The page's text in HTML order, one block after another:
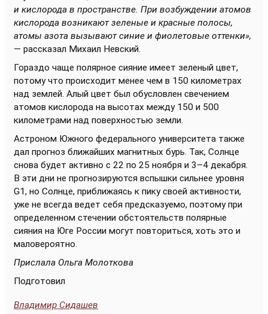
и кислорода в пространстве. При возбуждении атомов
кислорода возникают зеленые и красные полосы,
атомы азота вызывают синие и фиолетовые оттенки»,
— рассказал Михаил Невский.
Гораздо чаще полярное сияние имеет зеленый цвет,
потому что происходит менее чем в 150 километрах
над землей. Алый цвет был обусловлен свечением
атомов кислорода на высотах между 150 и 500
километрами над поверхностью земли.
Астроном Южного федерального университета также
дал прогноз ближайших магнитных бурь. Так, Солнце
снова будет активно с 22 по 25 ноября и 3–4 декабря.
В эти дни не прогнозируются вспышки сильнее уровня
G1, но Солнце, приближаясь к пику своей активности,
уже не всегда ведет себя предсказуемо, поэтому при
определенном стечении обстоятельств полярные
сияния на Юге России могут повториться, хоть это и
маловероятно.
Прислала Ольга Молоткова
Подготовил
Владимир Сидашев